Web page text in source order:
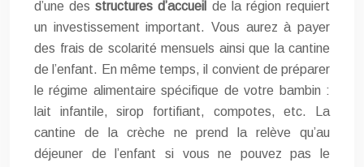
d’une desstructures d’accueil de la région requiert
un investissement important. Vous aurez à payer
des frais de scolarité mensuels ainsi que la cantine
de l’enfant. En même temps, il convient de préparer
le régime alimentaire spécifique de votre bambin :
lait infantile, sirop fortifiant, compotes, etc. La
cantine de la crèche ne prend la relève qu’au
déjeuner de l’enfant si vous ne pouvez pas le